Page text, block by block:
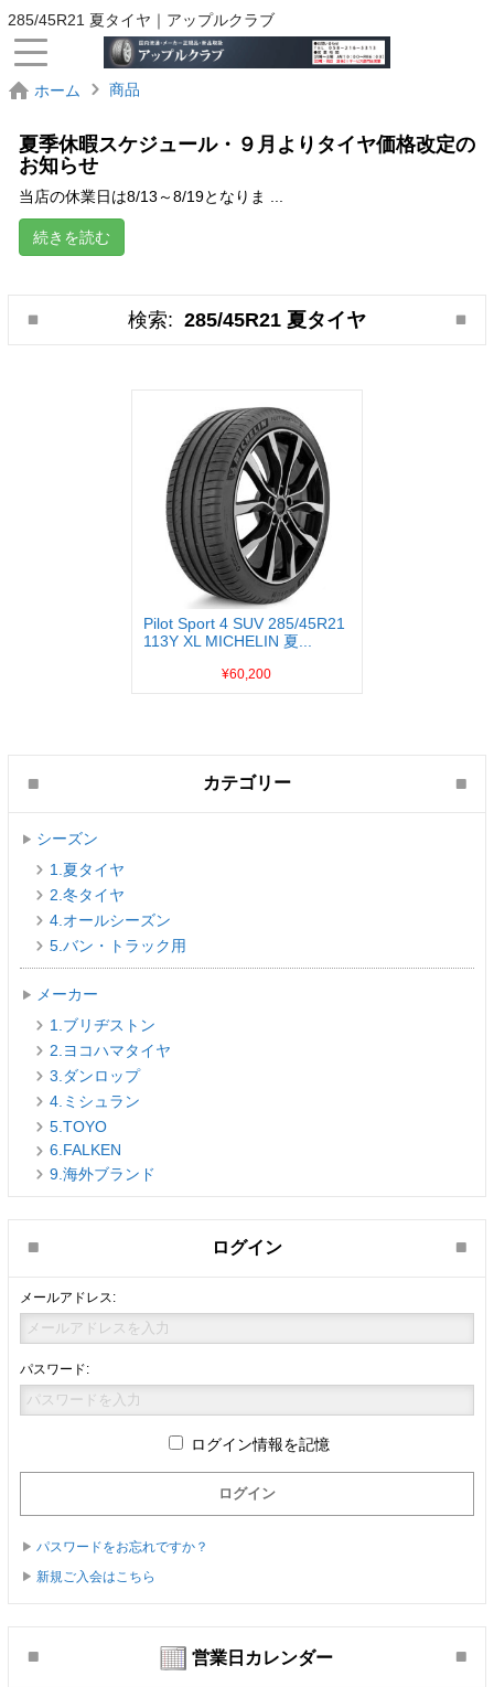
285/45R21 夏タイヤ｜アップルクラブ
ホーム 商品
夏季休暇スケジュール・９月よりタイヤ価格改定の
お知らせ
当店の休業日は8/13～8/19となりま ...
続きを読む
検索: 285/45R21 夏タイヤ
Pilot Sport 4 SUV 285/45R21
113Y XL MICHELIN 夏...
¥60,200
カテゴリー
シーズン
1.夏タイヤ
2.冬タイヤ
4.オールシーズン
5.バン・トラック用
メーカー
1.ブリヂストン
2.ヨコハマタイヤ
3.ダンロップ
4.ミシュラン
5.TOYO
6.FALKEN
9.海外ブランド
ログイン
メールアドレス:
パスワード:
ログイン情報を記憶
パスワードをお忘れですか？
新規ご入会はこちら
営業日カレンダー